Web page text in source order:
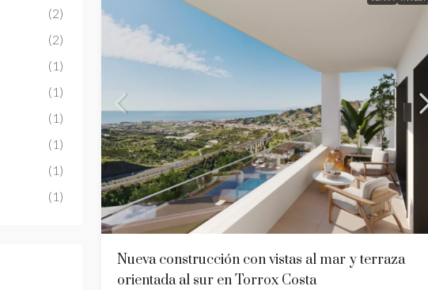
Nueva construcción con vistas al mar y terraza
orientada al sur en Torrox Costa
(2)
(2)
(1)
(1)
(1)
(1)
(1)
(1)